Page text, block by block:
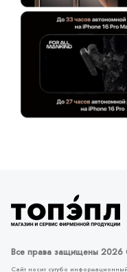
Все права защищены
Сайт носит сугубо